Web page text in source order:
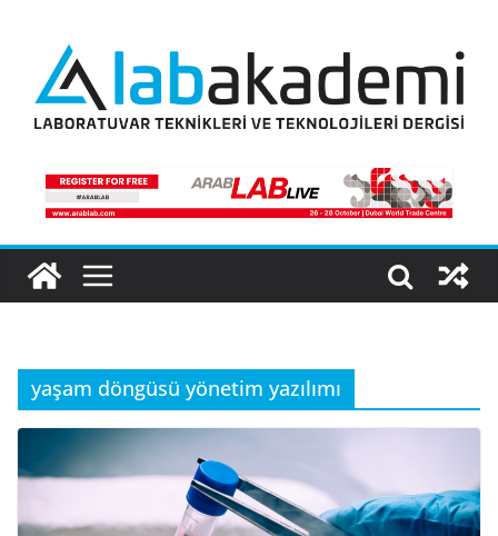
content
yaşam döngüsü yönetim yazılımı